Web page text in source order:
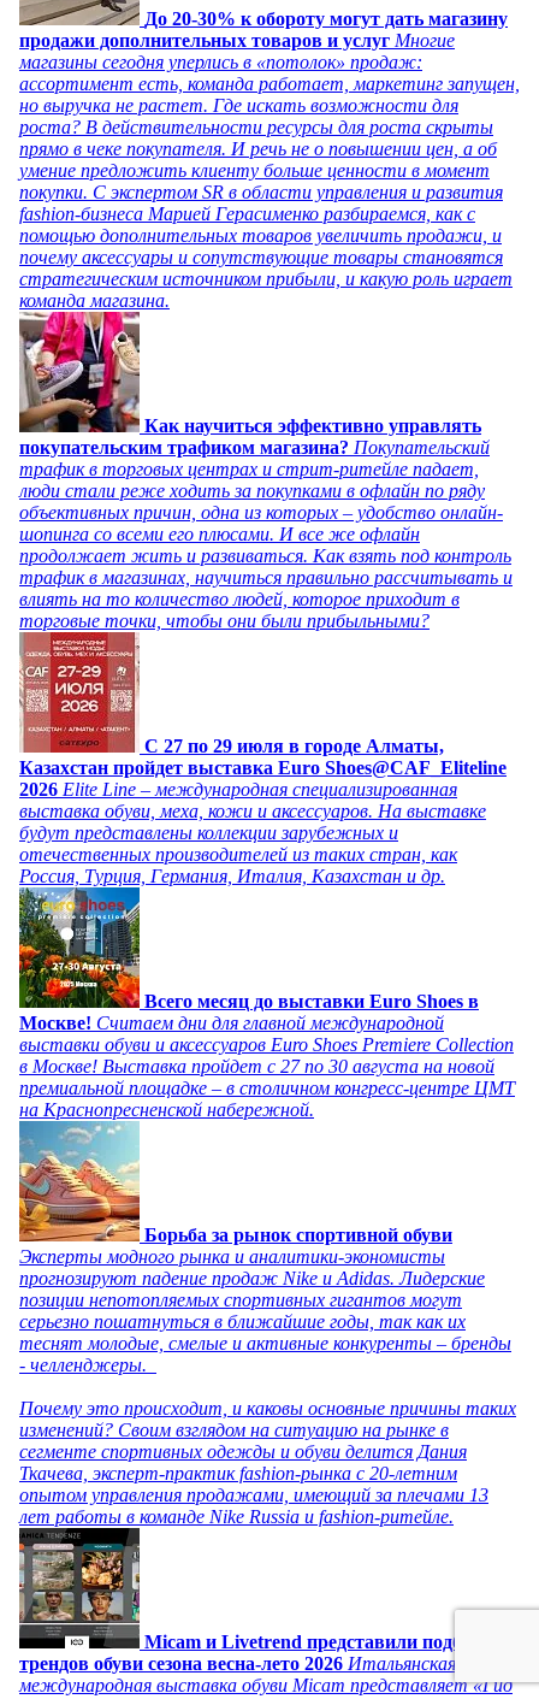
До 20-30% к обороту могут дать магазину
продажи дополнительных товаров и услуг Многие
магазины сегодня уперлись в «потолок» продаж:
ассортимент есть, команда работает, маркетинг запущен,
но выручка не растет. Где искать возможности для
роста? В действительности ресурсы для роста скрыты
прямо в чеке покупателя. И речь не о повышении цен, а об
умение предложить клиенту больше ценности в момент
покупки. С экспертом SR в области управления и развития
fashion-бизнеса Марией Герасименко разбираемся, как с
помощью дополнительных товаров увеличить продажи, и
почему аксессуары и сопутствующие товары становятся
стратегическим источником прибыли, и какую роль играет
команда магазина.
Как научиться эффективно управлять
покупательским трафиком магазина? Покупательский
трафик в торговых центрах и стрит-ритейле падает,
люди стали реже ходить за покупками в офлайн по ряду
объективных причин, одна из которых – удобство онлайн-
шопинга со всеми его плюсами. И все же офлайн
продолжает жить и развиваться. Как взять под контроль
трафик в магазинах, научиться правильно рассчитывать и
влиять на то количество людей, которое приходит в
торговые точки, чтобы они были прибыльными?
C 27 по 29 июля в городе Алматы,
Казахстан пройдет выставка Euro Shoes@CAF_Eliteline
2026 Elite Line – международная специализированная
выставка обуви, меха, кожи и аксессуаров. На выставке
будут представлены коллекции зарубежных и
отечественных производителей из таких стран, как
Россия, Турция, Германия, Италия, Казахстан и др.
Всего месяц до выставки Euro Shoes в
Москве! Считаем дни для главной международной
выставки обуви и аксессуаров Euro Shoes Premiere Collection
в Москве! Выставка пройдет с 27 по 30 августа на новой
премиальной площадке – в столичном конгресс-центре ЦМТ
на Краснопресненской набережной.
Борьба за рынок спортивной обуви
Эксперты модного рынка и аналитики-экономисты
прогнозируют падение продаж Nike и Adidas. Лидерские
позиции непотопляемых спортивных гигантов могут
серьезно пошатнуться в ближайшие годы, так как их
теснят молодые, смелые и активные конкуренты – бренды
- челленджеры.
Почему это происходит, и каковы основные причины таких
изменений? Своим взглядом на ситуацию на рынке в
сегменте спортивных одежды и обуви делится Дания
Ткачева, эксперт-практик fashion-рынка с 20-летним
опытом управления продажами, имеющий за плечами 13
лет работы в команде Nike Russia и fashion-ритейле.
Micam и Livetrend представили подборку
трендов обуви сезона весна-лето 2026 Итальянская
международная выставка обуви Micam представляет «Гид